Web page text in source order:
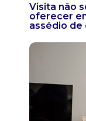
Visita não
oferecer
assédio de